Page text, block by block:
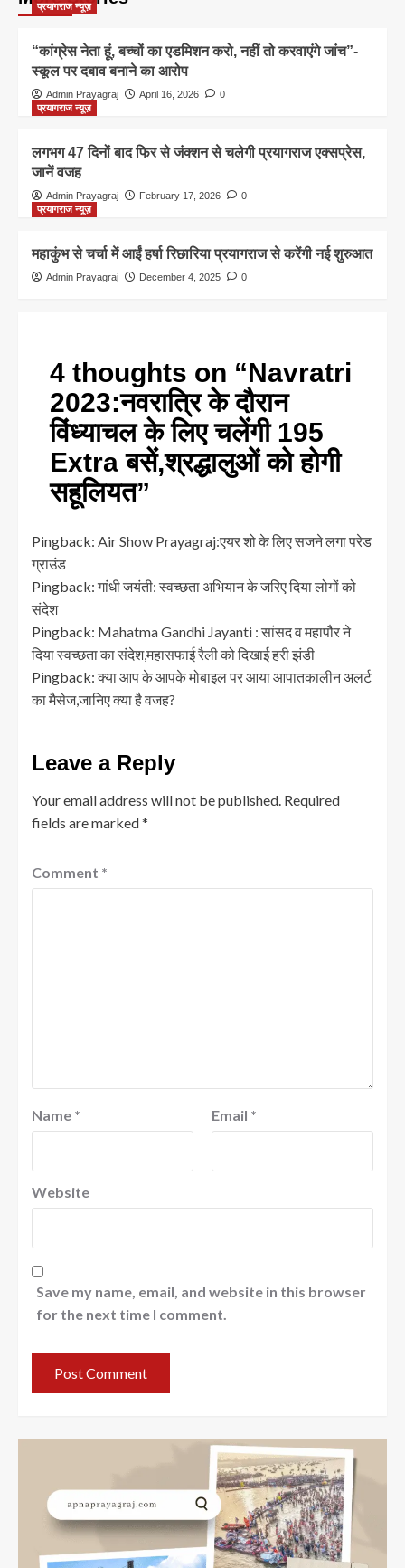
प्रयागराज न्यूज़
“कांग्रेस नेता हूं, बच्चों का एडमिशन करो, नहीं तो करवाएंगे जांच”-
स्कूल पर दबाव बनाने का आरोप
Admin Prayagraj April 16, 2026
0
प्रयागराज न्यूज़
लगभग 47 दिनों बाद फिर से जंक्शन से चलेगी प्रयागराज एक्सप्रेस,
जानें वजह
Admin Prayagraj February 17, 2026
0
प्रयागराज न्यूज़
महाकुंभ से चर्चा में आईं हर्षा रिछारिया प्रयागराज से करेंगी नई शुरुआत
Admin Prayagraj December 4, 2025 0
4 thoughts on “Navratri
2023:नवरात्रि के दौरान
विंध्याचल के लिए चलेंगी 195
Extra बसें,श्रद्धालुओं को होगी
सहूलियत”
Pingback: Air Show Prayagraj:एयर शो के लिए सजने लगा परेड
ग्राउंड
Pingback:गांधी जयंती: स्वच्छता अभियान के जरिए दिया लोगों को
संदेश
Pingback: Mahatma Gandhi Jayanti : सांसद व महापौर ने
दिया स्वच्छता का संदेश,महासफाई रैली को दिखाई हरी झंडी
Pingback:क्या आप के आपके मोबाइल पर आया आपातकालीन अलर्ट
का मैसेज,जानिए क्या है वजह?
Leave a Reply
Your email address will not be published. Required
fields are marked*
Comment *
Name * Email *
Website
Save my name, email, and website in this browser
for the next time I comment.